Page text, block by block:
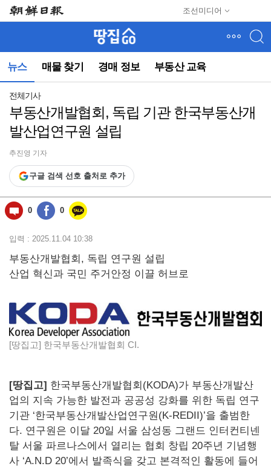
조선미디어
뉴스 매물 찾기 경매 정보 부동산 교육
뉴
(컨
동)
전체기사
부동산개발협회, 독립 기관 한국부동산개
발산업연구원 설립
추진영 기자
구글 검색 선호 출처로 추가
0 0
입력 : 2025.11.04 10:38
부동산개발협회, 독립 연구원 설립
산업 혁신과 국민 주거안정 이끌 허브로
[땅집고] 한국부동산개발협회 CI.
[땅집고] 한국부동산개발협회(KODA)가 부동산개발산
업의 지속 가능한 발전과 공공성 강화를 위한 독립 연구
기관 ‘한국부동산개발산업연구원(K-REDII)’을 출범한
다. 연구원은 이달 20일 서울 삼성동 그랜드 인터컨티넨
탈 서울 파르나스에서 열리는 협회 창립 20주년 기념행
사 ‘A.N.D 20’에서 발족식을 갖고 본격적인 활동에 들어